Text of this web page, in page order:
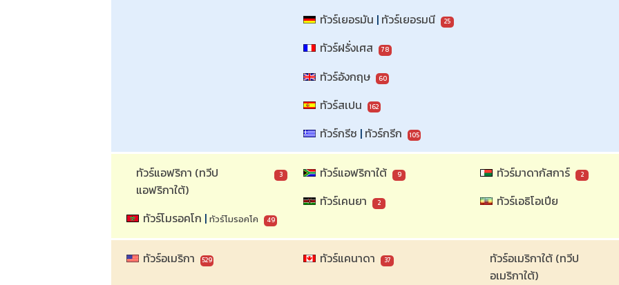
ทัวร์เยอรมัน | ทัวร์เยอรมนี 25
ทัวร์ฝรั่งเศส 78
ทัวร์อังกฤษ 60
ทัวร์สเปน 162
ทัวร์กรีซ | ทัวร์กรีก 105
ทัวร์แอฟริกา (ทวีป
แอฟริกาใต้)
3
ทัวร์โมรอคโก | ทัวร์โมรอคโค 49
ทัวร์แอฟริกาใต้ 9
ทัวร์เคนยา 2
ทัวร์มาดากัสการ์ 2
ทัวร์เอธิโอเปีย
ทัวร์อเมริกา 529 ทัวร์แคนาดา 37
ทัวร์อเมริกาใต้ (ทวีป
อเมริกาใต้)